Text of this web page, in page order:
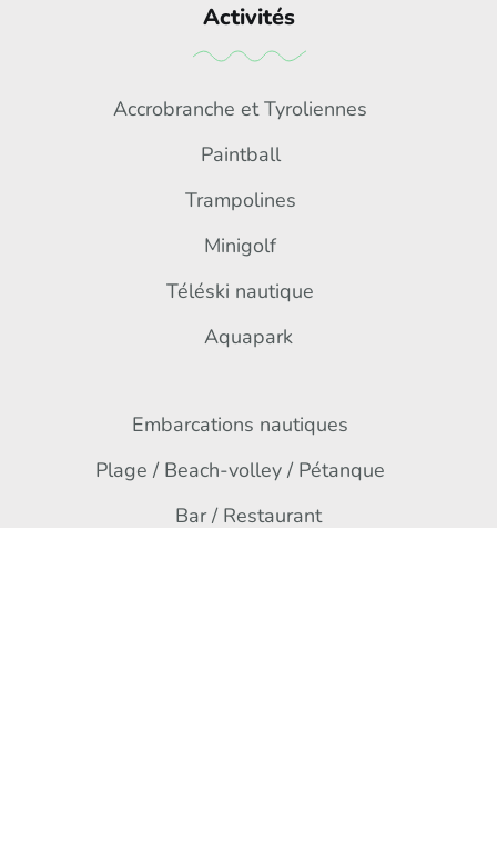
Activités
Accrobranche et Tyroliennes
Paintball
Trampolines
Minigolf
Téléski nautique
Aquapark
Embarcations nautiques
Plage / Beach-volley / Pétanque
Bar / Restaurant